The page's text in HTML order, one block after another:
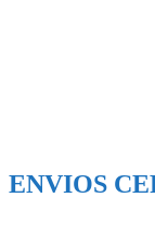
ENVIOS